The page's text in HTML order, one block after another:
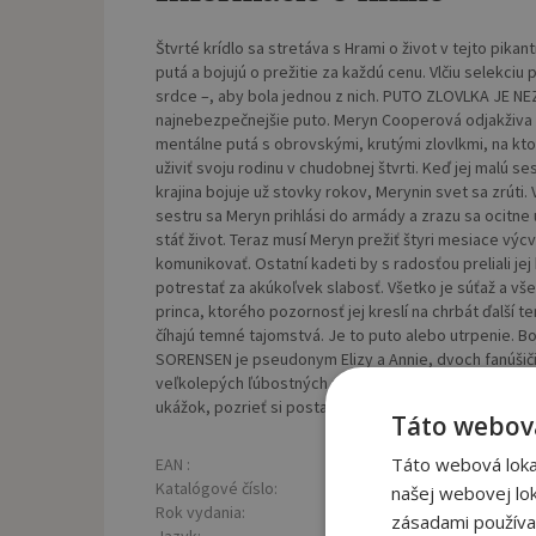
Štvrté krídlo sa stretáva s Hrami o život v tejto
putá a bojujú o prežitie za každú cenu. Vlčiu
srdce –, aby bola jednou z nich. PUTO ZLOVLKA JE
najnebezpečnejšie puto. Meryn Cooperová
mentálne putá s obrovskými, krutými zlovlkmi, na
uživiť svoju rodinu v chudobnej štvrti. Keď jej malú
krajina bojuje už stovky rokov, Merynin svet sa
sestru sa Meryn prihlási do armády a zrazu sa
stáť život. Teraz musí Meryn prežiť štyri mesiace
komunikovať. Ostatní kadeti by s radosťou preliali
potrestať za akúkoľvek slabosť. Všetko je súťaž a
princa, ktorého pozornosť jej kreslí na chrbát ďalší
číhajú temné tajomstvá. Je to puto alebo utrpenie.
SORENSEN je pseudonym Elizy a Annie, dvoch
veľkolepých ľúbostných príbehoch. Navštívte
ukážok, pozrieť si postavy a mnoho ďalšieho:
EAN : 9788069010819
Katalógové číslo: 1448449
Rok vydania:
Táto
Táto webová
našej webovej
zásadami